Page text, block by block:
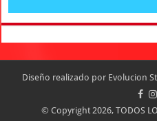
Diseño realizado por Evolucion
© Copyright 2026, TODOS